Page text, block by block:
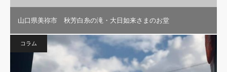
山口県美祢市 秋芳白糸の滝・大日如来さまのお堂
コラム